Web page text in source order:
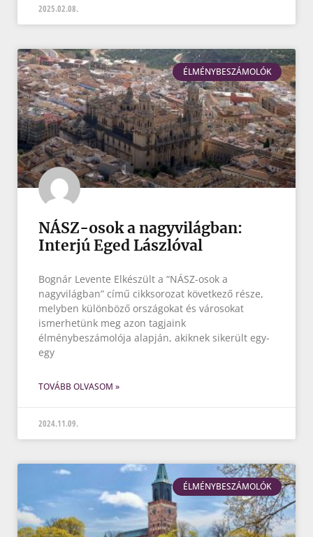
2025.02.08.
ÉLMÉNYBESZÁMOLÓK
NÁSZ-osok a nagyvilágban:
Interjú Eged Lászlóval
Bognár Levente Elkészült a “NÁSZ-osok a
nagyvilágban” című cikksorozat következő része,
melyben különböző országokat és városokat
ismerhetünk meg azon tagjaink
élménybeszámolója alapján, akiknek sikerült egy-
egy
TOVÁBB OLVASOM »
2024.11.09.
ÉLMÉNYBESZÁMOLÓK